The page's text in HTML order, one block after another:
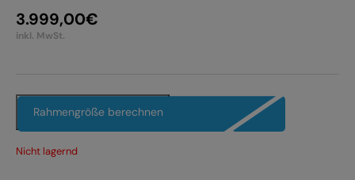
Alle entdecken
3.999,00€
inkl. MwSt.
Rahmengröße berechnen
Nicht lagernd